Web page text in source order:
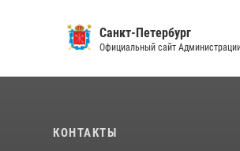
Санкт-Петербург
Официальный сайт Администрации
КОНТАКТЫ